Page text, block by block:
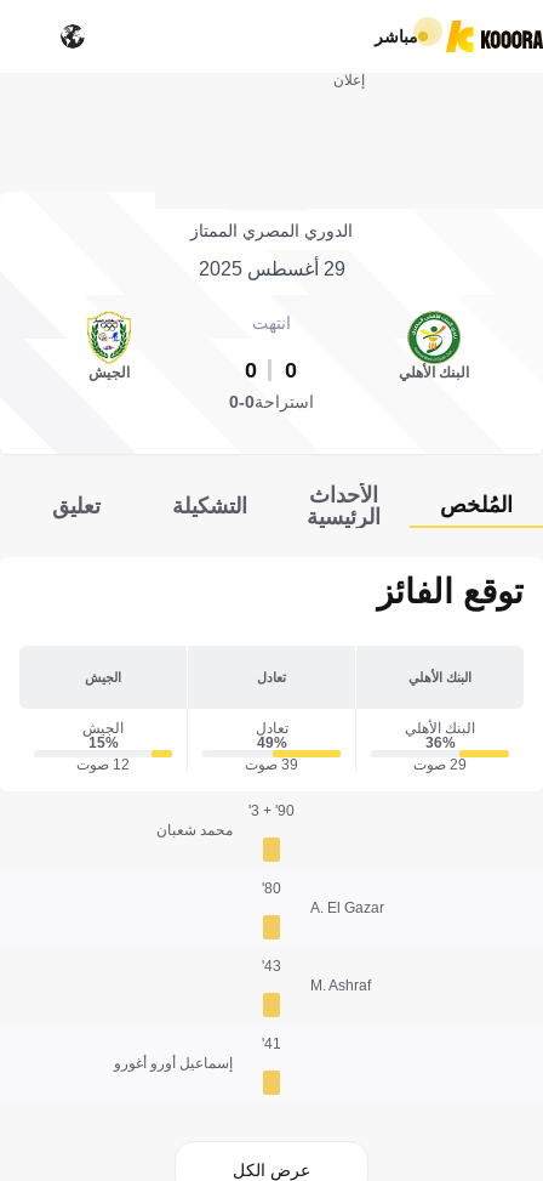
مباشر
إعلان
الدوري المصري الممتاز
29 أغسطس 2025
البنك الأهلي
انتهت
0
0 الجيش
استراحة0-0
المُلخص
الأحداث
الرئيسية
التشكيلة تعليق
توقع الفائز
البنك الأهلي تعادل الجيش
البنك الأهلي
36‎%‎
29 صوت
تعادل
49‎%‎
39 صوت
الجيش
15‎%‎
12 صوت
محمد شعبان
90' + 3'
A. El Gazar
80'
M. Ashraf
43'
إسماعيل أورو أغورو
41'
عرض الكل